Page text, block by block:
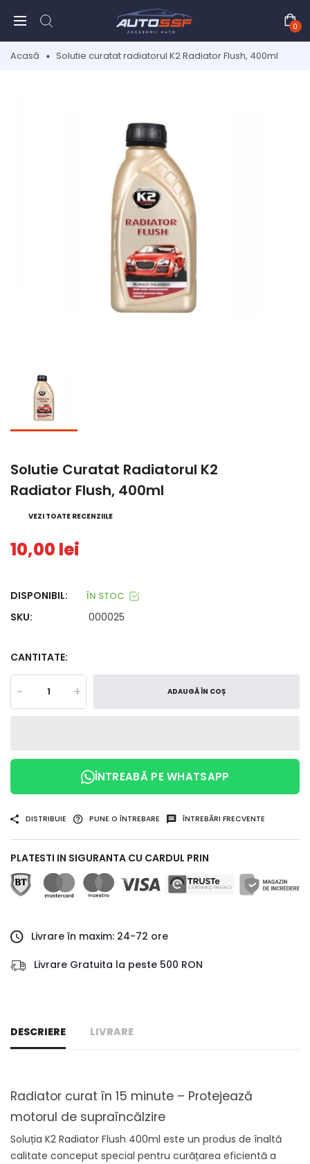
0
Acasă Solutie curatat radiatorul K2 Radiator Flush, 400ml
Solutie Curatat Radiatorul K2
Radiator Flush, 400ml
VEZI TOATE RECENZIILE
10,00 lei
DISPONIBIL: ÎN STOC
SKU: 000025
CANTITATE:
- + ADAUGĂ ÎN COȘ
ÎNTREABĂ PE WHATSAPP
DISTRIBUIE PUNE O ÎNTREBARE ÎNTREBĂRI FRECVENTE
PLATESTI IN SIGURANTA CU CARDUL PRIN
Livrare în maxim: 24-72 ore
Livrare Gratuita la peste 500 RON
DESCRIERE LIVRARE
Radiator curat în 15 minute – Protejează
motorul de supraîncălzire
Soluția K2 Radiator Flush 400ml este un produs de înaltă
calitate conceput special pentru curățarea eficientă a